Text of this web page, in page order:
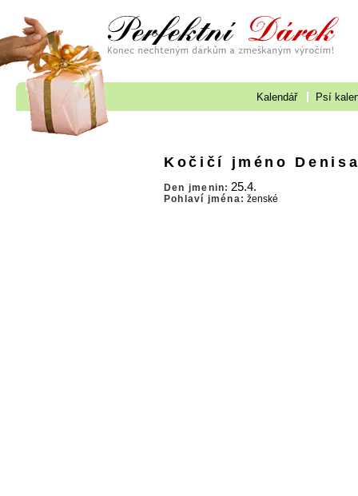
Kalendář Psí
Kočičí jméno
Den jmenin: 25.4.
Pohlaví jména: ženské